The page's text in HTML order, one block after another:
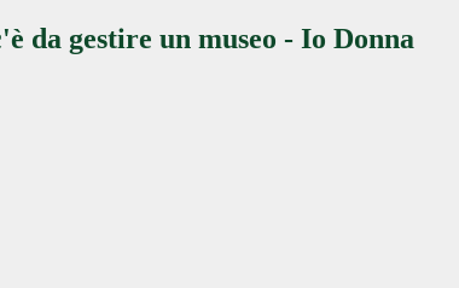
da gestire un museo - Io Donna